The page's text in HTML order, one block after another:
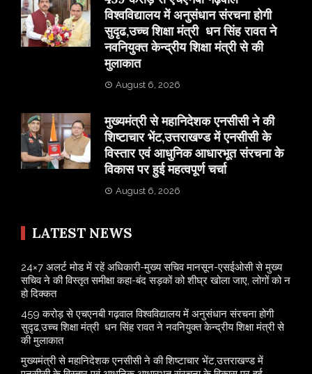
विश्वविद्यालय में अनुसंधान संरचना होगी
सुदृढ,उच्च शिक्षा मंत्री धन सिंह रावत ने
नवनियुक्त केन्द्रीय शिक्षा मंत्री से की
मुलाकात
August 6, 2026
मुख्यमंत्री से महानिदेशक एनसीसी ने की
शिष्टाचार भेंट,उत्तराखण्ड में एनसीसी के
विस्तार एवं आधुनिक आधारभूत संरचना के
विकास पर हुई महत्वपूर्ण चर्चा
August 6, 2026
LATEST NEWS
24×7 अलर्ट मोड में रहें अधिकारी-मुख्य सचिव मानसून-एसईओसी से मुख्य
सचिव ने की विस्तृत समीक्षा कहा-बंद सड़कों को शीघ्र खोला जाए, लोगों को न
हो दिक्कत
459 करोड़ से एचएनबी गढ़वाल विश्वविद्यालय में अनुसंधान संरचना होगी
सुदृढ,उच्च शिक्षा मंत्री धन सिंह रावत ने नवनियुक्त केन्द्रीय शिक्षा मंत्री से
की मुलाकात
मुख्यमंत्री से महानिदेशक एनसीसी ने की शिष्टाचार भेंट,उत्तराखण्ड में